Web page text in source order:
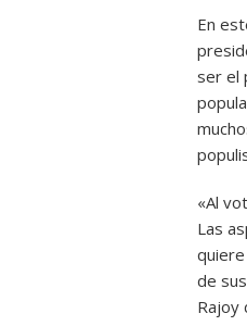
En
ser el
«Al
Las
de
Rajoy